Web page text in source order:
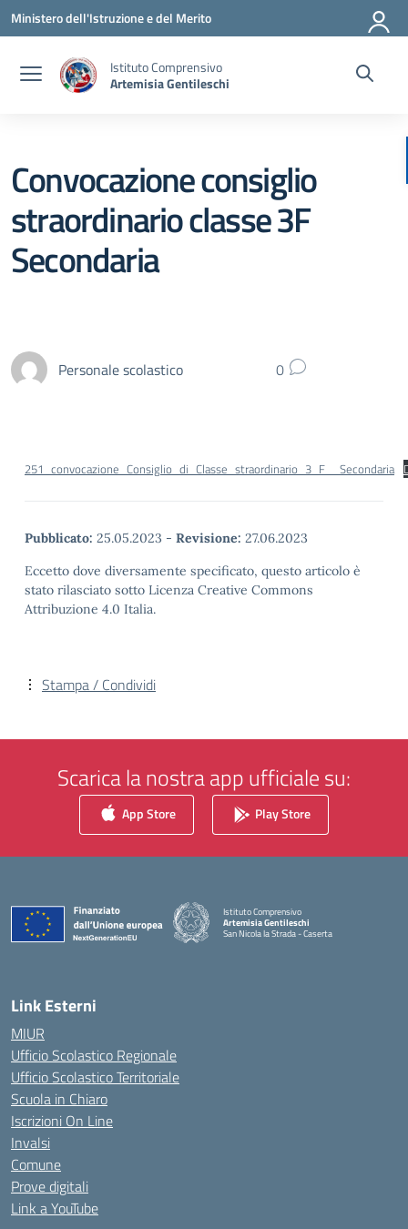
Vai ai contenuti
Vai al menu di navigazione
Vai al footer
Ministero dell'Istruzione e del Merito
Istituto Comprensivo
Artemisia Gentileschi
Convocazione consiglio
straordinario classe 3F
Secondaria
Personale scolastico 0
251_convocazione_Consiglio_di_Classe_straordinario_3_F__Secondaria
Pubblicato: 25.05.2023 - Revisione: 27.06.2023
Eccetto dove diversamente specificato, questo articolo è
stato rilasciato sotto Licenza Creative Commons
Attribuzione 4.0 Italia.
Stampa / Condividi
Scarica la nostra app ufficiale su:
App Store Play Store
Istituto Comprensivo
Artemisia Gentileschi
San Nicola la Strada - Caserta
Link Esterni
MIUR
Ufficio Scolastico Regionale
Ufficio Scolastico Territoriale
Scuola in Chiaro
Iscrizioni On Line
Invalsi
Comune
Prove digitali
Link a YouTube